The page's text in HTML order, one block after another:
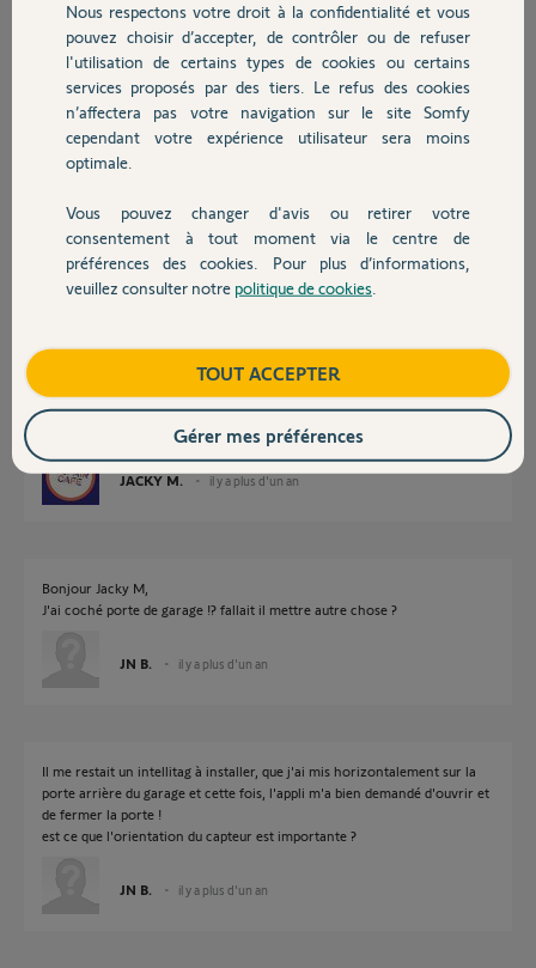
Chauffage
Autres produits
Devis avec un pro
Contact
JN Broquet
JN B.
il y a plus d'un an
Participer au fil de discussion
Réponses
Sélectionner l'intellitag correspondant
En bas dans la zone information vous avez une ligne avec Ouvrant : Quel
JACKY M. il y a plus d'un an
Bonjour Jacky M,
J'ai coché porte de garage !? fallait il mettre autre chose ?
JN B. il y a plus d'un an
Il me restait un intellitag à installer, que j'ai mis horizontalement sur la
porte arrière du garage et cette fois, l'appli m'a bien demandé d'ouvrir et
de fermer la porte !
est ce que l'orientation du capteur est importante ?
JN B. il y a plus d'un an
Nous respectons votre droit à la confidentialité et vous
pouvez choisir d’accepter, de contrôler ou de refuser
l'utilisation de certains types de cookies ou certains
services proposés par des tiers. Le refus des cookies
n’affectera pas votre navigation sur le site Somfy
cependant votre expérience utilisateur sera moins
optimale.
Vous pouvez changer d'avis ou retirer votre
consentement à tout moment via le centre de
préférences des cookies. Pour plus d’informations,
veuillez consulter notre politique de cookies
TOUT ACCEPTER
Gérer mes préférences